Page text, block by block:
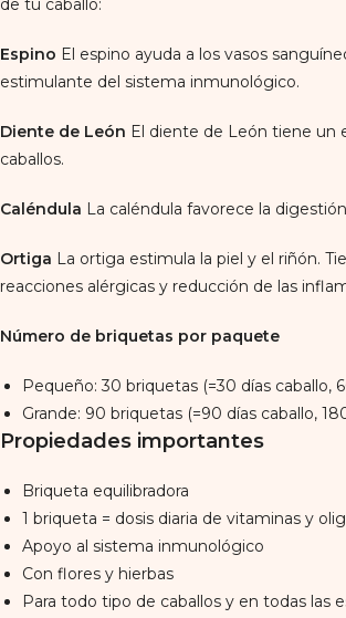
de tu caballo:
Espino El espino ayuda a los vasos
estimulante del sistema inmunológico.
Diente de León El diente de León tiene un
caballos.
Caléndula La caléndula favorece la
Ortiga La ortiga estimula la piel y el riñón.
reacciones alérgicas y reducción de las
Número de briquetas por paquete
Pequeño: 30 briquetas (=30 días caballo,
Grande: 90 briquetas (=90 días caballo,
Propiedades importantes
Briqueta equilibradora
1 briqueta = dosis diaria de vitaminas y
Apoyo al sistema inmunológico
Con flores y hierbas
Para todo tipo de caballos y en todas las